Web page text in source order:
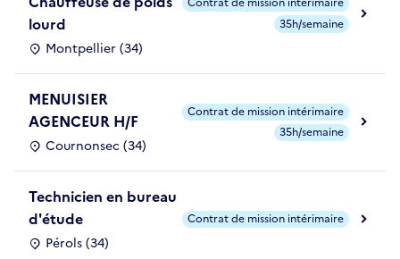
lourd
Montpellier (34)
35h/semaine
MENUISIER
AGENCEUR H/F
Cournonsec (34)
Contrat de mission intérimaire
35h/semaine
Technicien en bureau
d'étude
Pérols (34)
Contrat de mission intérimaire